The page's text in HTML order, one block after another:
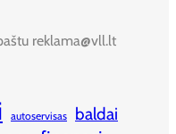
reklama@vll.lt
autoservisas baldai